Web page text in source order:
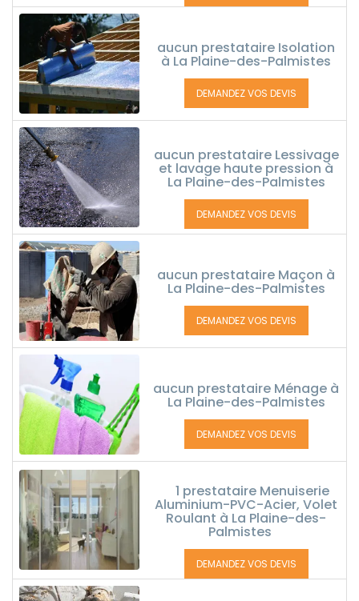
aucun prestataire Isolation
à La Plaine-des-Palmistes
DEMANDEZ VOS DEVIS
aucun prestataire Lessivage
et lavage haute pression à
La Plaine-des-Palmistes
DEMANDEZ VOS DEVIS
aucun prestataire Maçon à
La Plaine-des-Palmistes
DEMANDEZ VOS DEVIS
aucun prestataire Ménage à
La Plaine-des-Palmistes
DEMANDEZ VOS DEVIS
1 prestataire Menuiserie
Aluminium-PVC-Acier, Volet
Roulant à La Plaine-des-
Palmistes
DEMANDEZ VOS DEVIS